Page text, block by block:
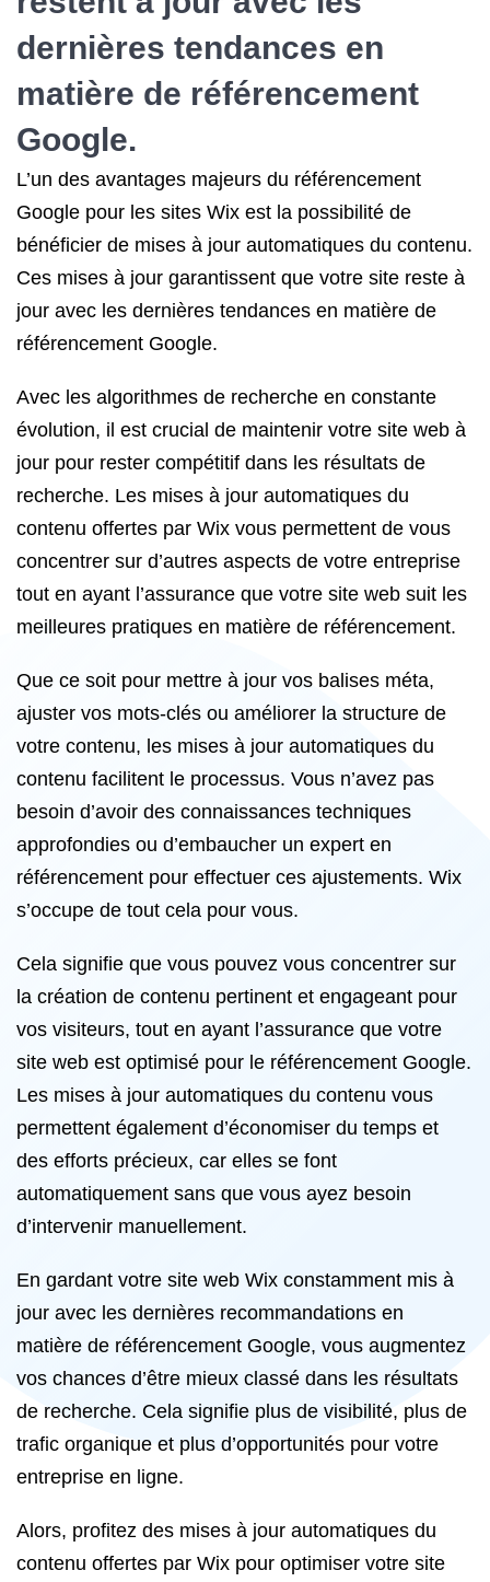
dernières tendances en
matière de référencement
Google.
L’un des avantages majeurs du référencement
Google pour les sites Wix est la possibilité de
bénéficier de mises à jour automatiques du contenu.
Ces mises à jour garantissent que votre site reste à
jour avec les dernières tendances en matière de
référencement Google.
Avec les algorithmes de recherche en constante
évolution, il est crucial de maintenir votre site web à
jour pour rester compétitif dans les résultats de
recherche. Les mises à jour automatiques du
contenu offertes par Wix vous permettent de vous
concentrer sur d’autres aspects de votre entreprise
tout en ayant l’assurance que votre site web suit les
meilleures pratiques en matière de référencement.
Que ce soit pour mettre à jour vos balises méta,
ajuster vos mots-clés ou améliorer la structure de
votre contenu, les mises à jour automatiques du
contenu facilitent le processus. Vous n’avez pas
besoin d’avoir des connaissances techniques
approfondies ou d’embaucher un expert en
référencement pour effectuer ces ajustements. Wix
s’occupe de tout cela pour vous.
Cela signifie que vous pouvez vous concentrer sur
la création de contenu pertinent et engageant pour
vos visiteurs, tout en ayant l’assurance que votre
site web est optimisé pour le référencement Google.
Les mises à jour automatiques du contenu vous
permettent également d’économiser du temps et
des efforts précieux, car elles se font
automatiquement sans que vous ayez besoin
d’intervenir manuellement.
En gardant votre site web Wix constamment mis à
jour avec les dernières recommandations en
matière de référencement Google, vous augmentez
vos chances d’être mieux classé dans les résultats
de recherche. Cela signifie plus de visibilité, plus de
trafic organique et plus d’opportunités pour votre
entreprise en ligne.
Alors, profitez des mises à jour automatiques du
contenu offertes par Wix pour optimiser votre site